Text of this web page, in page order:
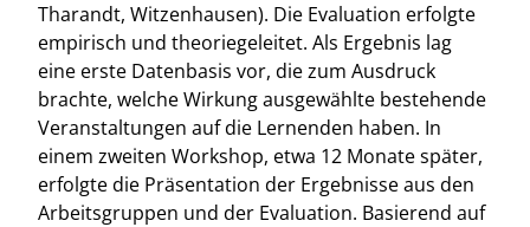
Tharandt, Witzenhausen). Die Evaluation erfolgte
empirisch und theoriegeleitet. Als Ergebnis lag
eine erste Datenbasis vor, die zum Ausdruck
brachte, welche Wirkung ausgewählte bestehende
Veranstaltungen auf die Lernenden haben. In
einem zweiten Workshop, etwa 12 Monate später,
erfolgte die Präsentation der Ergebnisse aus den
Arbeitsgruppen und der Evaluation. Basierend auf